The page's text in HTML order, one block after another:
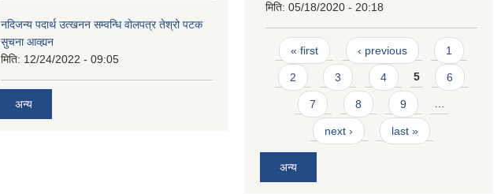
नदिजन्य पदार्थ उत्खनन सम्वन्धि वोलपत्र तेश्रो पटक
सुचना आव्ह्यन
मिति: 12/24/2022 - 09:05
अन्य
मिति: 05/18/2020 - 20:18
Pages
« first ‹ previous 1
2 3 4 5 6
7 8 9 …
next › last »
अन्य